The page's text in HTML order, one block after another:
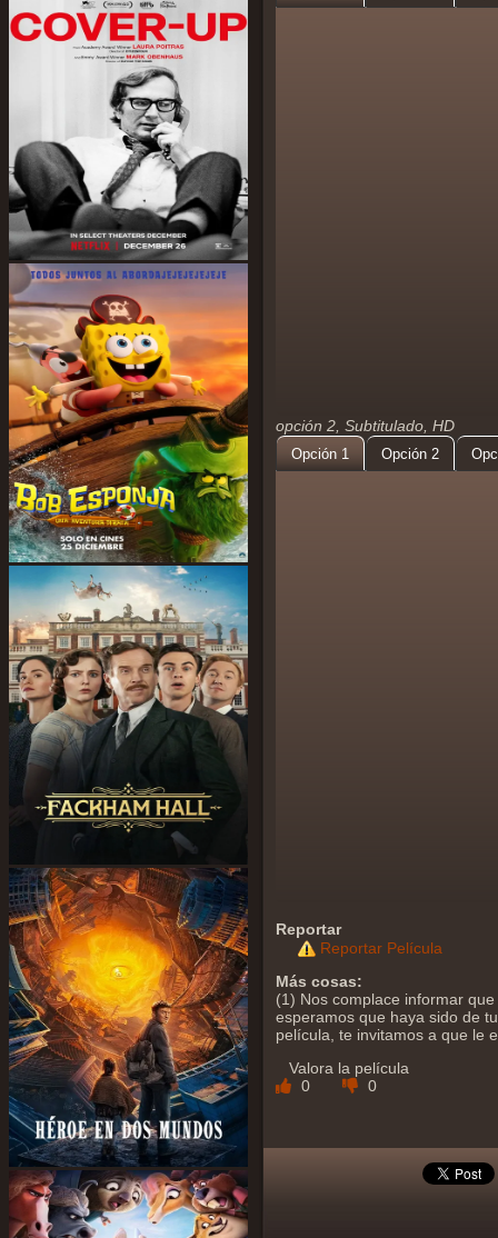
opción 2, Subtitulado, HD
Opción 1 Opción 2
Reportar
Reportar Película
Más cosas:
(1) Nos complace informar
esperamos que haya sido de
película, te invitamos a que le
Valora la película
0
0